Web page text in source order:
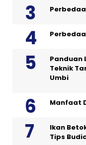
Panduan
Teknik
Umbi
Manfaat
Ikan
Tips